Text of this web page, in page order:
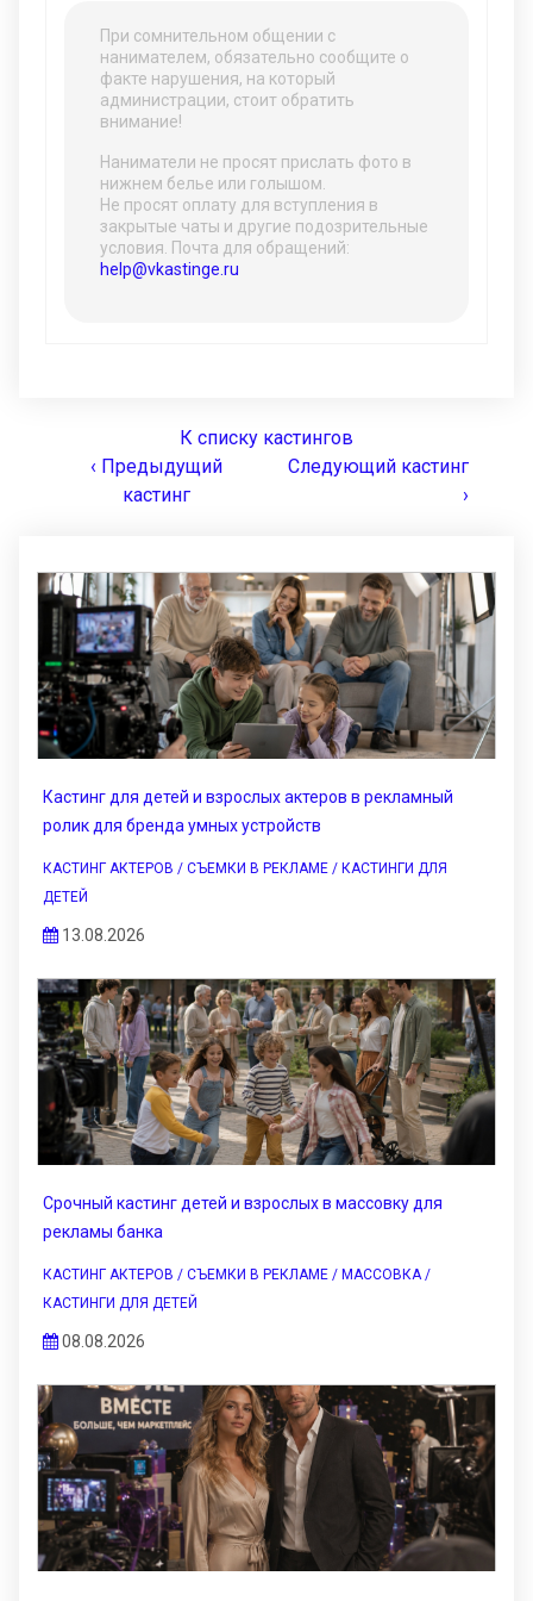
При сомнительном общении с
нанимателем, обязательно сообщите о
факте нарушения, на который
администрации, стоит обратить
внимание!
Наниматели не просят прислать фото в
нижнем белье или голышом.
Не просят оплату для вступления в
закрытые чаты и другие подозрительные
условия. Почта для обращений:
help@vkastinge.ru
К списку кастингов
‹ Предыдущий
кастинг
Следующий кастинг
›
Кастинг для детей и взрослых актеров в рекламный
ролик для бренда умных устройств
КАСТИНГ АКТЕРОВ / СЪЕМКИ В РЕКЛАМЕ / КАСТИНГИ ДЛЯ
ДЕТЕЙ
13.08.2026
Срочный кастинг детей и взрослых в массовку для
рекламы банка
КАСТИНГ АКТЕРОВ / СЪЕМКИ В РЕКЛАМЕ / МАССОВКА /
КАСТИНГИ ДЛЯ ДЕТЕЙ
08.08.2026